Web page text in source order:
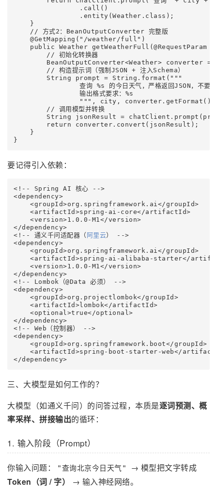
                .call()
                .entity(Weather.class);
    }
    // 方式2：BeanOutputConverter 完整版
    @GetMapping("/weather/full")
public Weather getWeatherFull(@RequestParam
        // 初始化转换器
BeanOutputConverter<Weather> converter =
        // 构造提示词（强制JSON + 注入Schema）
        String prompt = String.format("""
查询 %s 的今日天气，严格返回JSON，不要任
                输出格式要求：%s
""", city,
        // 调用模型并转换
String jsonResult =
        return converter.convert(jsonResult);
    }
}
要记得引入依赖：
<!-- Spring AI 核心 -->
<dependency>
    <groupId>org.springframework.ai</groupId>
    <artifactId>spring-ai-core</artifactId>
    <version>1.0.0-M1</version>
</dependency>
<!-- 通义千问适配器（阿里云） -->
<dependency>
    <groupId>org.springframework.ai</groupId>
<artifactId>spring-ai-alibaba-starter</
    <version>1.0.0-M1</version>
</dependency>
<!-- Lombok（@Data 必须） -->
<dependency>
    <groupId>org.projectlombok</groupId>
    <artifactId>lombok</artifactId>
    <optional>true</optional>
</dependency>
<!-- Web（控制器） -->
<dependency>
    <groupId>org.springframework.boot</groupId>
<artifactId>spring-boot-starter-web</
</dependency>
三、大模型是如何工作的？
大模型（如通义千问）的问答过程，本质是逐词预测、概
率采样、拼接输出的循环：
1. 输入阶段（Prompt）
你输入问题： "查询北京今日天气"
→ 模型把文字转成
Token（词 / 字）
→ 输入神经网络。